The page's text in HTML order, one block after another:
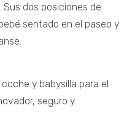
dos posiciones de
sentado en el paseo y
y babysilla para el
seguro y